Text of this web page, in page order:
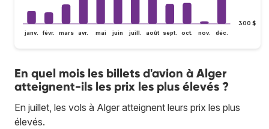
300 $
janv. févr. mars avr. mai juin juill. août sept. oct. nov. déc.
En quel mois les billets d'avion à Alger
atteignent-ils les prix les plus élevés ?
En juillet, les vols à Alger atteignent leurs prix les plus
élevés.